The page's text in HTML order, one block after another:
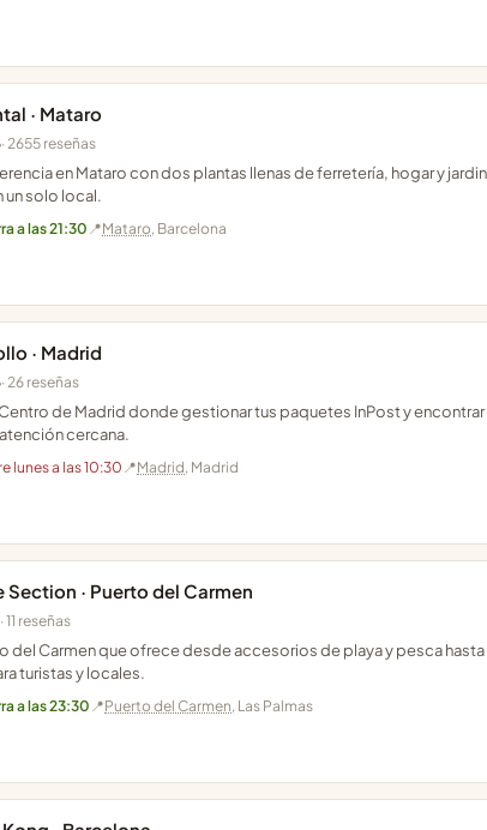
· Mataro
· 2655 reseñas
en Mataro con dos plantas llenas de ferretería, hogar y
un solo local.
a las 21:30 📍Mataro, Barcelona
· Madrid
· 26 reseñas
Centro de Madrid donde gestionar tus paquetes InPost y
cercana.
lunes a las 10:30📍Madrid, Madrid
Section · Puerto del Carmen
· 11 reseñas
del Carmen que ofrece desde accesorios de playa y pesca
turistas y locales.
a las 23:30 📍Puerto del Carmen, Las Palmas